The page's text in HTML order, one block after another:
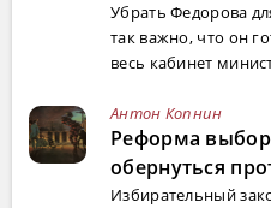
Убрать Федорова
так важно, что он
весь кабинет
Антон Копнин
Реформа
обернуться
Избирательный